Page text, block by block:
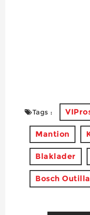
Tags :
Mantion
Blaklader
Bosch